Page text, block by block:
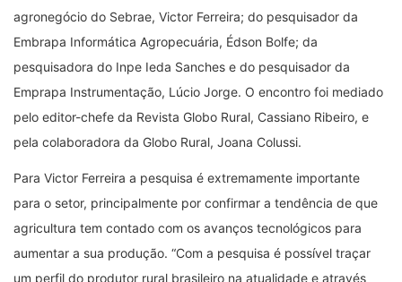
agronegócio do Sebrae, Victor Ferreira; do pesquisador da
Embrapa Informática Agropecuária, Édson Bolfe; da
pesquisadora do Inpe Ieda Sanches e do pesquisador da
Emprapa Instrumentação, Lúcio Jorge. O encontro foi mediado
pelo editor-chefe da Revista Globo Rural, Cassiano Ribeiro, e
pela colaboradora da Globo Rural, Joana Colussi.
Para Victor Ferreira a pesquisa é extremamente importante
para o setor, principalmente por confirmar a tendência de que
agricultura tem contado com os avanços tecnológicos para
aumentar a sua produção. “Com a pesquisa é possível traçar
um perfil do produtor rural brasileiro na atualidade e através